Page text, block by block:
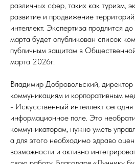
различных сфер, таких как туризм,
развитие и продвижение
интеллект. Экспертиза продлится
марта будет опубликован список
публичным защитам в
марта 2026г.
Владимир Добровольский,
коммуникациям и корпоративным
- Искусственный интеллект
информационное поле. Это
коммуникаторам, нужно уметь
а для этого необходимо здраво
возможности и активно